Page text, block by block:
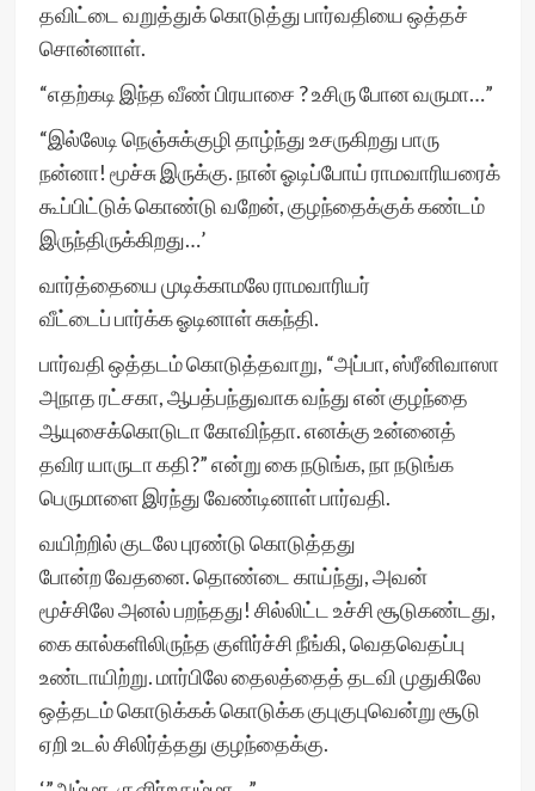
தவிட்டை வறுத்துக் கொடுத்து பார்வதியை ஒத்தச்
சொன்னாள்.
“எதற்கடி இந்த வீண் பிரயாசை ? உசிரு போன வருமா…”
“இல்லேடி நெஞ்சுக்குழி தாழ்ந்து உசருகிறது பாரு
நன்னா! மூச்சு இருக்கு. நான் ஓடிப்போய் ராமவாரியரைக்
கூப்பிட்டுக் கொண்டு வறேன், குழந்தைக்குக் கண்டம்
இருந்திருக்கிறது…’
வார்த்தையை முடிக்காமலே ராமவாரியர்
வீட்டைப் பார்க்க ஓடினாள் சுகந்தி.
பார்வதி ஒத்தடம் கொடுத்தவாறு, “அப்பா, ஸ்ரீனிவாஸா
அநாத ரட்சகா, ஆபத்பந்துவாக வந்து என் குழந்தை
ஆயுசைக்கொடுடா கோவிந்தா. எனக்கு உன்னைத்
தவிர யாருடா கதி?” என்று கை நடுங்க, நா நடுங்க
பெருமாளை இரந்து வேண்டினாள் பார்வதி.
வயிற்றில் குடலே புரண்டு கொடுத்தது
போன்ற வேதனை. தொண்டை காய்ந்து, அவன்
மூச்சிலே அனல் பறந்தது! சில்லிட்ட உச்சி சூடுகண்டது,
கை கால்களிலிருந்த குளிர்ச்சி நீங்கி, வெதவெதப்பு
உண்டாயிற்று. மார்பிலே தைலத்தைத் தடவி முதுகிலே
ஒத்தடம் கொடுக்கக் கொடுக்க குபுகுபுவென்று சூடு
ஏறி உடல் சிலிர்த்தது குழந்தைக்கு.